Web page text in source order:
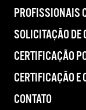
PROFISSIONAIS
SOLICITAÇÃO DE
CERTIFICAÇÃO
CERTIFICAÇÃO E
CONTATO